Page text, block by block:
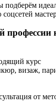
подберём
курс
визаж,
от